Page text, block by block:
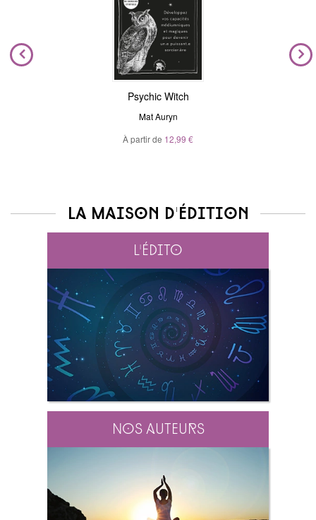
Psychic Witch
Mat Auryn
À partir de 12,99 €
La maison d'édition
L'édito
Nos auteurs